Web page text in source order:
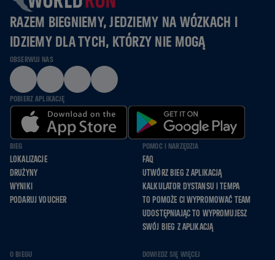
RAZEM BIEGNIEMY, JEDZIEMY NA WÓZKACH I
IDZIEMY DLA TYCH, KTÓRZY NIE MOGĄ
OBSERWUJ NAS
POBIERZ APLIKACJĘ
BIEG
LOKALIZACJE
DRUŻYNY
WYNIKI
PODARUJ VOUCHER
POMOC I NARZĘDZIA
FAQ
UTWÓRZ BIEG Z APLIKACJĄ
KALKULATOR DYSTANSU I TEMPA
TO POMOŻE CI WYPROMOWAĆ TEAM
UDOSTĘPNIAJĄC TO WYPROMUJESZ
SWÓJ BIEG Z APLIKACJĄ
O BIEGU DOWIEDZ SIĘ WIĘCEJ